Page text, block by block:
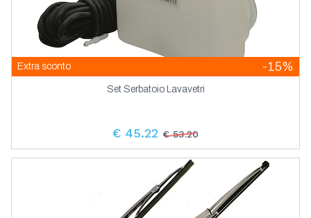
Extra sconto -15%
Set Serbatoio Lavavetri
€ 45.22 € 53.20